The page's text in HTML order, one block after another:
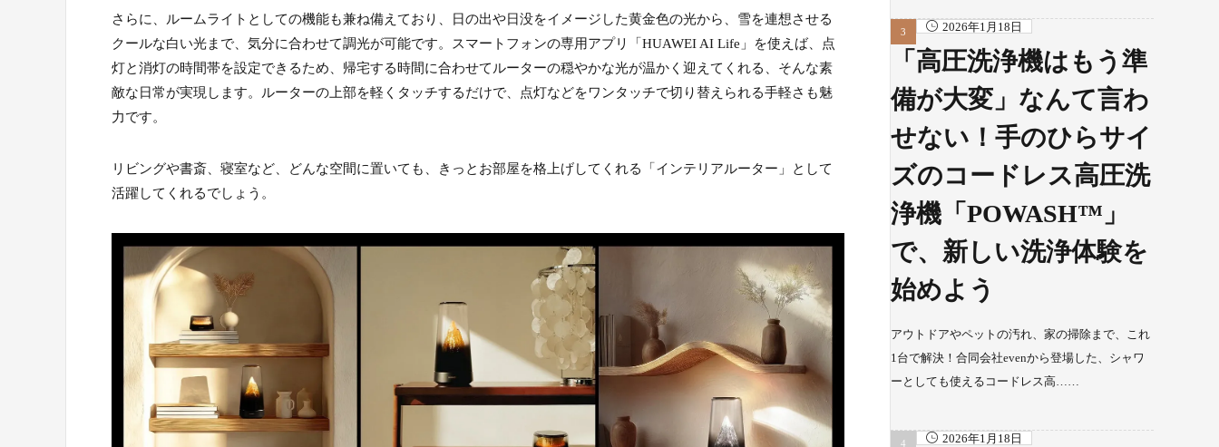
さらに、ルームライトとしての機能も兼ね備えており、日の出や日没をイメージした黄金色の光から、雪を連想させる
クールな白い光まで、気分に合わせて調光が可能です。スマートフォンの専用アプリ「HUAWEI AI Life」を使えば、点
灯と消灯の時間帯を設定できるため、帰宅する時間に合わせてルーターの穏やかな光が温かく迎えてくれる、そんな素
敵な日常が実現します。ルーターの上部を軽くタッチするだけで、点灯などをワンタッチで切り替えられる手軽さも魅
力です。
リビングや書斎、寝室など、どんな空間に置いても、きっとお部屋を格上げしてくれる「インテリアルーター」として
活躍してくれるでしょう。
2026年1月18日
「高圧洗浄機はもう準
備が大変」なんて言わ
せない！手のひらサイ
ズのコードレス高圧洗
浄機「POWASH™」
で、新しい洗浄体験を
始めよう
アウトドアやペットの汚れ、家の掃除まで、これ
1台で解決！合同会社evenから登場した、シャワ
ーとしても使えるコードレス高……
2026年1月18日